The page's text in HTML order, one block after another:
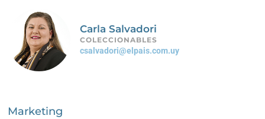
Carla Salvadori
COLECCIONABLES
csalvadori@elpais.com.uy
Marketing